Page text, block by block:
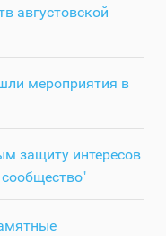
августовской
мероприятия в
защиту интересов